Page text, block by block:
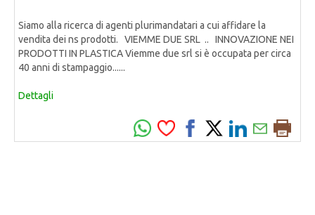
Siamo alla ricerca di agenti plurimandatari a cui affidare la
vendita dei ns prodotti. VIEMME DUE SRL .. INNOVAZIONE NEI
PRODOTTI IN PLASTICA Viemme due srl si è occupata per circa
40 anni di stampaggio......
Dettagli